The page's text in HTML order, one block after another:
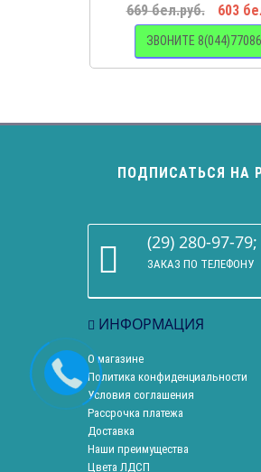
669 бел.руб. 603
ЗВОНИТЕ
ПОДПИСАТЬСЯ НА
(29) 280-97-
ЗАКАЗ ПО ТЕЛЕФОНУ
ИНФОРМАЦИЯ
О магазине
Политика конфиденциальности
Условия соглашения
Рассрочка платежа
Доставка
Наши преимущества
Цвета ЛДСП